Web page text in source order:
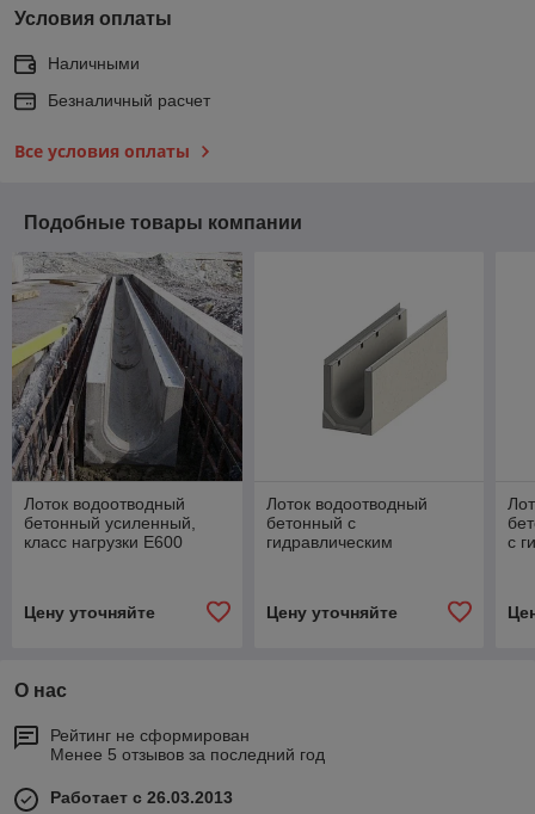
Условия оплаты
Наличными
Безналичный расчет
Все условия оплаты
Подобные товары компании
Лоток водоотводный
бетонный усиленный,
класс нагрузки Е600
Цену уточняйте
Лоток водоотводный
бетонный с
гидравлическим
Цену уточняйте
c
О нас
Рейтинг не сформирован
Менее 5 отзывов за последний год
Работает с 26.03.2013